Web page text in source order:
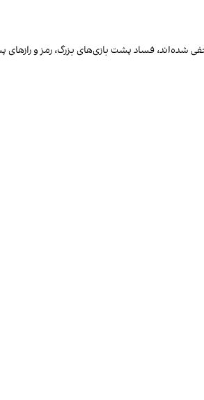
فساد پشت بازی‌های بزرگ، رمز و